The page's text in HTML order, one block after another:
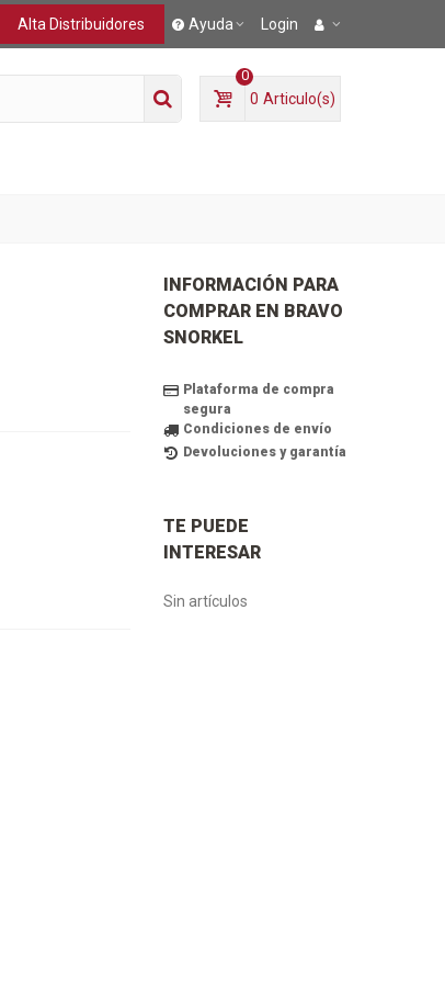
Ayuda Login
Alta Distribuidores
0
0 Articulo(s)
INFORMACIÓN PARA
COMPRAR EN BRAVO
SNORKEL
Plataforma de compra
segura
Condiciones de envío
Devoluciones y garantía
TE PUEDE
INTERESAR
Sin artículos